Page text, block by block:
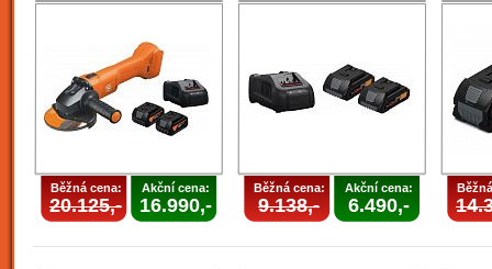
Běžná cena:
20.125,-
Akční cena:
16.990,-
Běžná cena:
9.138,-
Akční cena:
6.490,-